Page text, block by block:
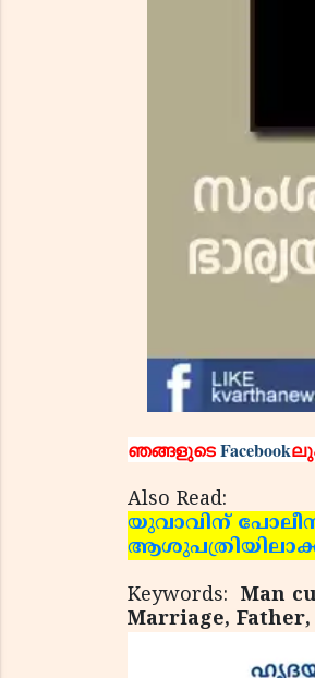
ഞങ്ങളുടെFacebook
Also Read:
യുവാവിന് പോലീസ്
Keywords: Man
Marriage,